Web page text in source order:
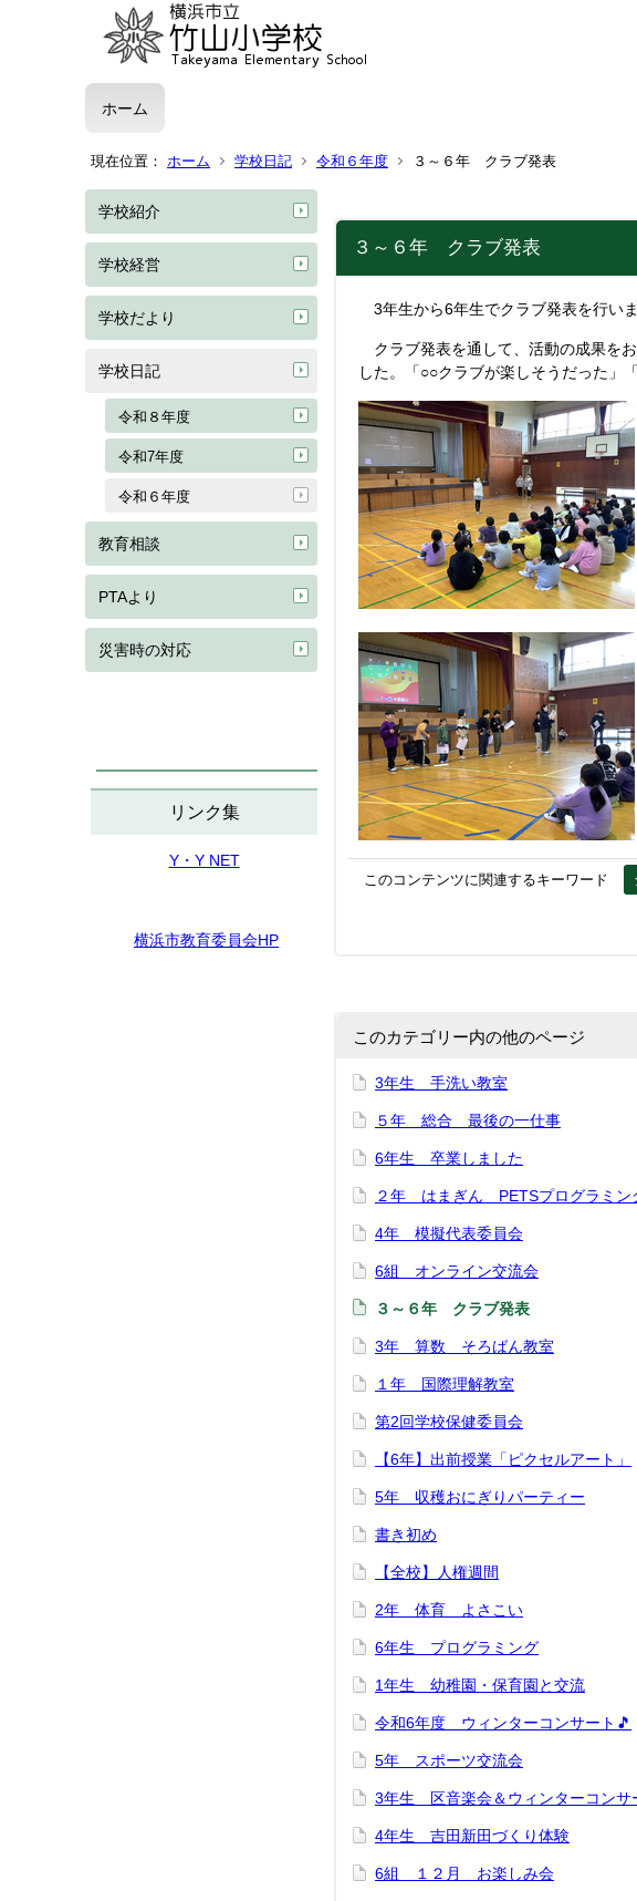
ホーム
現在位置： ホーム 学校日記 令和６年度 ３～６年 クラブ発表
学校紹介
学校経営
学校だより
学校日記
令和８年度
令和7年度
令和６年度
教育相談
PTAより
災害時の対応
リンク集
Y・Y NET
横浜市教育委員会HP
３～６年 クラブ発表
3年生から6年生でクラブ発表を行いま
クラブ発表を通して、活動の成果を
した。「○○クラブが楽しそうだった」
このコンテンツに関連するキーワード
このカテゴリー内の他のページ
3年生 手洗い教室
５年 総合 最後の一仕事
6年生 卒業しました
２年 はまぎん PETSプログラミン
4年 模擬代表委員会
6組 オンライン交流会
３～６年 クラブ発表
3年 算数 そろばん教室
１年 国際理解教室
第2回学校保健委員会
【6年】出前授業「ピクセルアート」
5年 収穫おにぎりパーティー
書き初め
【全校】人権週間
2年 体育 よさこい
6年生 プログラミング
1年生 幼稚園・保育園と交流
令和6年度 ウィンターコンサート🎵
5年 スポーツ交流会
3年生 区音楽会＆ウィンターコンサ
4年生 吉田新田づくり体験
6組 １２月 お楽しみ会